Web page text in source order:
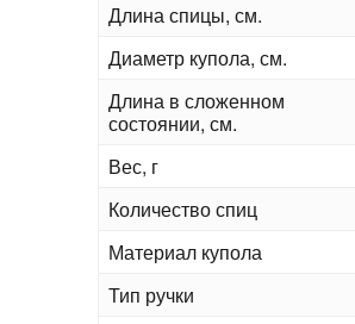
Длина спицы, см.
Диаметр купола, см.
Длина в сложенном
состоянии, см.
Вес, г
Количество спиц
Материал купола
Тип ручки